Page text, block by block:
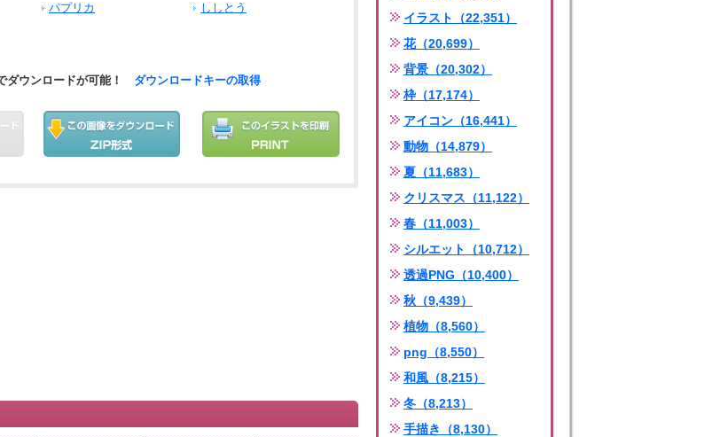
パプリカ
ししとう
ダウンロードが可能！ ダウンロードキーの取得
イラスト（22,351）
花（20,699）
背景（20,302）
枠（17,174）
アイコン（16,441）
動物（14,879）
夏（11,683）
クリスマス（11,122）
春（11,003）
シルエット（10,712）
透過PNG（10,400）
秋（9,439）
植物（8,560）
png（8,550）
和風（8,215）
冬（8,213）
手描き（8,130）